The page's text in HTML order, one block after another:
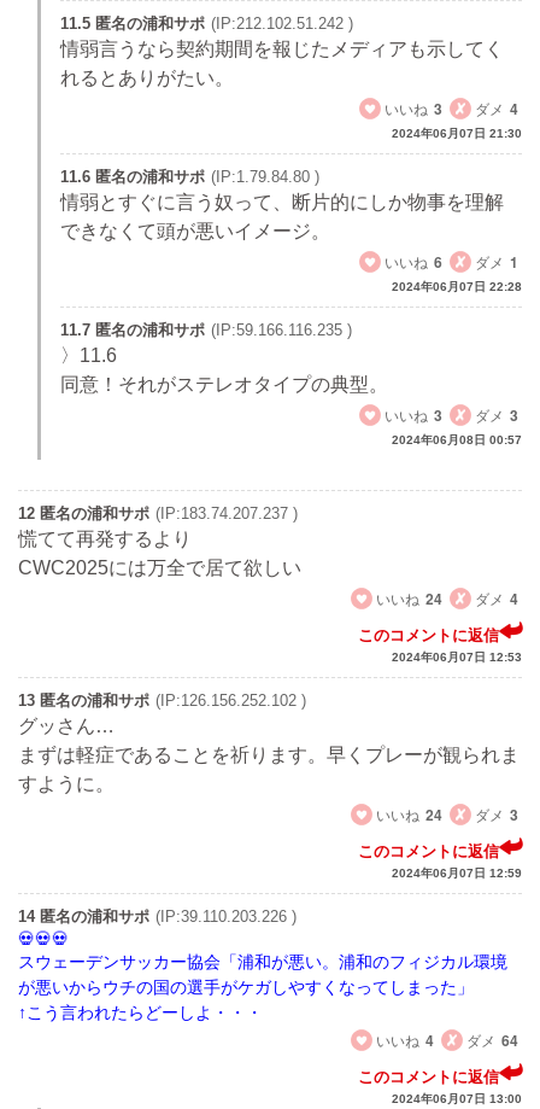
11.5 匿名の浦和サポ (IP:212.102.51.242 )
情弱言うなら契約期間を報じたメディアも示してく
れるとありがたい。
いいね 3 ダメ 4
2024年06月07日 21:30
11.6 匿名の浦和サポ (IP:1.79.84.80 )
情弱とすぐに言う奴って、断片的にしか物事を理解
できなくて頭が悪いイメージ。
いいね 6 ダメ 1
2024年06月07日 22:28
11.7 匿名の浦和サポ (IP:59.166.116.235 )
〉11.6
同意！それがステレオタイプの典型。
いいね 3 ダメ 3
2024年06月08日 00:57
12 匿名の浦和サポ (IP:183.74.207.237 )
慌てて再発するより
CWC2025には万全で居て欲しい
いいね 24 ダメ 4
このコメントに返信
2024年06月07日 12:53
13 匿名の浦和サポ (IP:126.156.252.102 )
グッさん…
まずは軽症であることを祈ります。早くプレーが観られま
すように。
いいね 24 ダメ 3
このコメントに返信
2024年06月07日 12:59
14 匿名の浦和サポ (IP:39.110.203.226 )
スウェーデンサッカー協会「浦和が悪い。浦和のフィジカル環境
が悪いからウチの国の選手がケガしやすくなってしまった」
↑こう言われたらどーしよ・・・
いいね 4 ダメ 64
このコメントに返信
2024年06月07日 13:00